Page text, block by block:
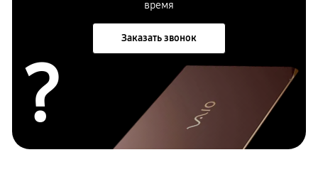
время
Заказать звонок
?